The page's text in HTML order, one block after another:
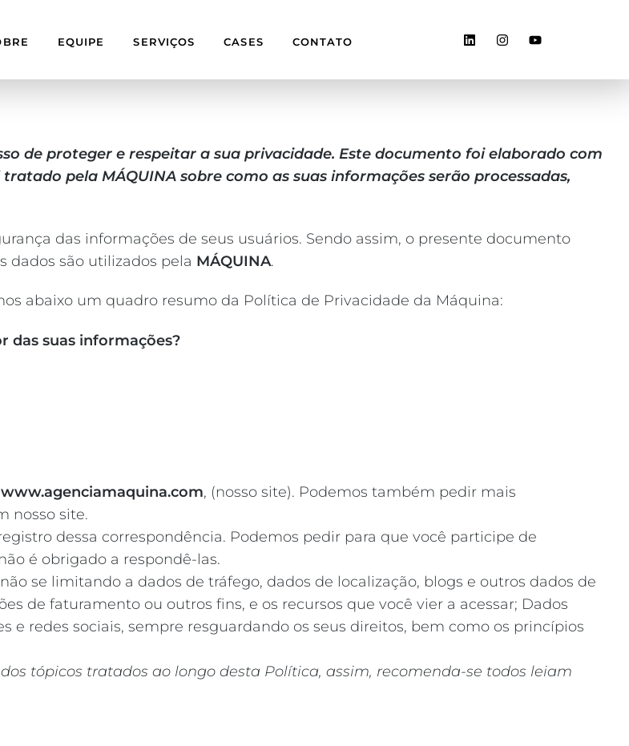
EQUIPE SERVIÇOS CASES CONTATO
de proteger e respeitar a sua privacidade. Este documento foi elaborado com
pela MÁQUINA sobre como as suas informações serão processadas,
das informações de seus usuários. Sendo assim, o presente documento
dados são utilizados pela MÁQUINA.
abaixo um quadro resumo da Política de Privacidade da Máquina:
das suas informações?
www.agenciamaquina.com, (nosso site). Podemos também pedir mais
nosso site.
dessa correspondência. Podemos pedir para que você participe de
é obrigado a respondê-las.
se limitando a dados de tráfego, dados de localização, blogs e outros dados de
de faturamento ou outros fins, e os recursos que você vier a acessar; Dados
redes sociais, sempre resguardando os seus direitos, bem como os princípios
tópicos tratados ao longo desta Política, assim, recomenda-se todos leiam